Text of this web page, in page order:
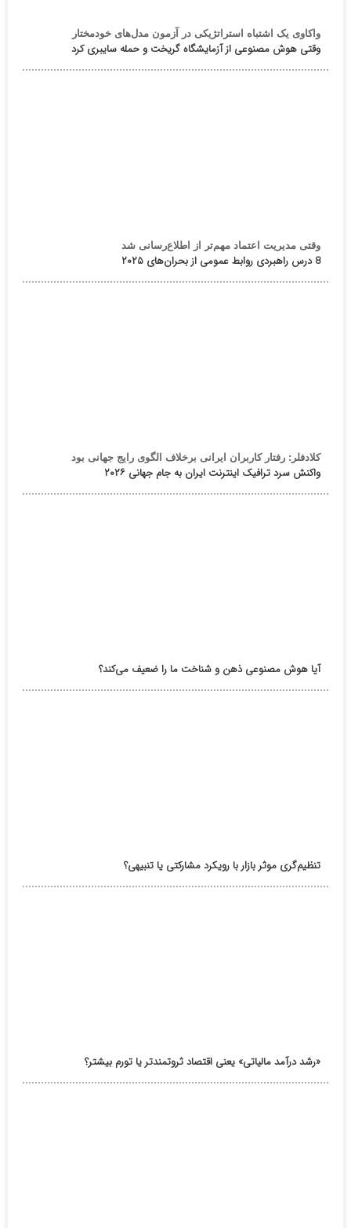
واکاوی یک اشتباه استراتژیکی در آزمون مدل‌های خودمختار
وقتی هوش مصنوعی از آزمایشگاه گریخت و حمله سایبری کرد
وقتی مدیریت اعتماد مهم‌تر از اطلاع‌رسانی شد
8 درس راهبردی روابط عمومی از بحران‌های ۲۰۲۵
کلادفلر: رفتار کاربران ایرانی برخلاف الگوی رایج جهانی بود
واکنش سرد ترافیک اینترنت ایران به جام جهانی ۲۰۲۶
آیا هوش مصنوعی ذهن و شناخت ما را ضعیف می‌کند؟
تنظیم‌گری موثر بازار با رویکرد مشارکتی یا تنبیهی؟
«رشد درآمد مالیاتی» یعنی اقتصاد ثروتمندتر یا تورم بیشتر؟